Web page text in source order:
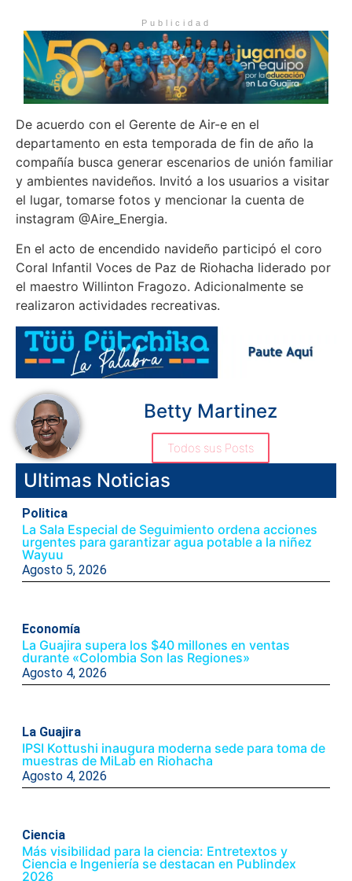
Publicidad
De acuerdo con el Gerente de Air-e en el
departamento en esta temporada de fin de año la
compañía busca generar escenarios de unión familiar
y ambientes navideños. Invitó a los usuarios a visitar
el lugar, tomarse fotos y mencionar la cuenta de
instagram @Aire_Energia.
En el acto de encendido navideño participó el coro
Coral Infantil Voces de Paz de Riohacha liderado por
el maestro Willinton Fragozo. Adicionalmente se
realizaron actividades recreativas.
Betty Martinez
Todos sus Posts
Ultimas Noticias
Politica
La Sala Especial de Seguimiento ordena acciones
urgentes para garantizar agua potable a la niñez
Wayuu
Agosto 5, 2026
Economía
La Guajira supera los $40 millones en ventas
durante «Colombia Son las Regiones»
Agosto 4, 2026
La Guajira
IPSI Kottushi inaugura moderna sede para toma de
muestras de MiLab en Riohacha
Agosto 4, 2026
Ciencia
Más visibilidad para la ciencia: Entretextos y
Ciencia e Ingeniería se destacan en Publindex
2026